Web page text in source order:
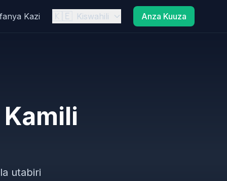
Kazi 🇰🇪 Kiswahili Anza Kuuza
utabiri